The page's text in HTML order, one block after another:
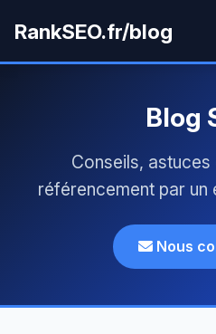
RankSEO.fr/blog
Blog
Conseils,
référencement par
Nous